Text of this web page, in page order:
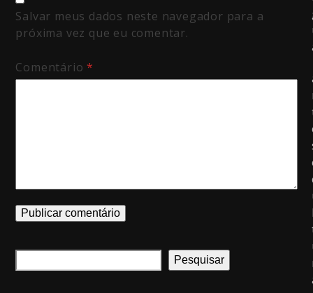
Salvar meus dados neste navegador para a
próxima vez que eu comentar.
Comentário*
Pesquisar